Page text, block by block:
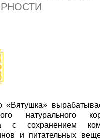
«Вятушка»
натурального
с сохранением
и питательных